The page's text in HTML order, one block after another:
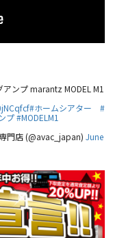
ンプ marantz MODEL M1
#ホームシアター
#
プ#MODELM1
門店 (@avac_japan) June